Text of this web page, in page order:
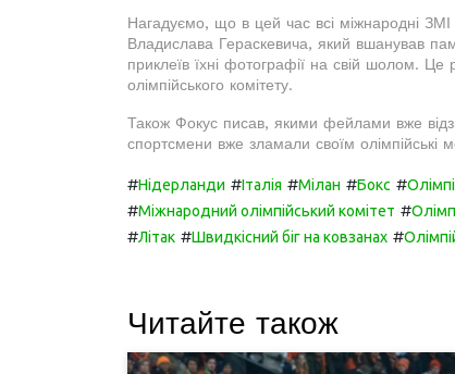
Нагадуємо, що в цей час всі міжнародні ЗМІ
Владислава Гераскевича, який вшанував
приклеїв їхні фотографії на свій шолом.
олімпійського комітету.
Також Фокус писав, якими фейлами вже
спортсмени вже зламали своїм олімпійські
#Нідерланди #Італія #Мілан #Бокс #
#Міжнародний олімпійський комітет #
#Літак #Швидкісний біг на ковзанах #
Читайте також